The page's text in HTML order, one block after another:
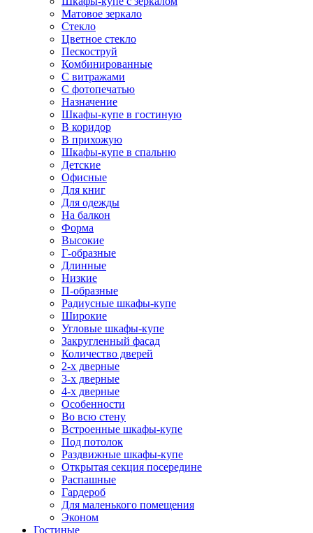
Матовое зеркало
Стекло
Цветное стекло
Пескоструй
Комбинированные
С витражами
С фотопечатью
Назначение
Шкафы-купе в гостиную
В коридор
В прихожую
Шкафы-купе в спальню
Детские
Офисные
Для книг
Для одежды
На балкон
Форма
Высокие
Г-образные
Длинные
Низкие
П-образные
Радиусные шкафы-купе
Широкие
Угловые шкафы-купе
Закругленный фасад
Количество дверей
2-х дверные
3-х дверные
4-х дверные
Особенности
Во всю стену
Встроенные шкафы-купе
Под потолок
Раздвижные шкафы-купе
Открытая секция посередине
Распашные
Гардероб
Для маленького помещения
Эконом
Гостиные